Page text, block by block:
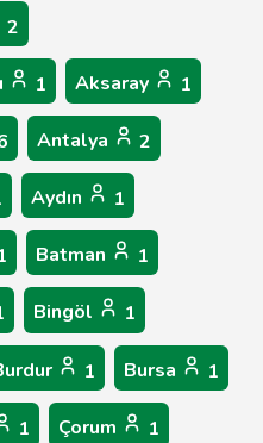
2
1 Aksaray 1
Antalya 2
Aydın 1
Batman 1
Bingöl 1
1 Bursa 1
1 Çorum 1